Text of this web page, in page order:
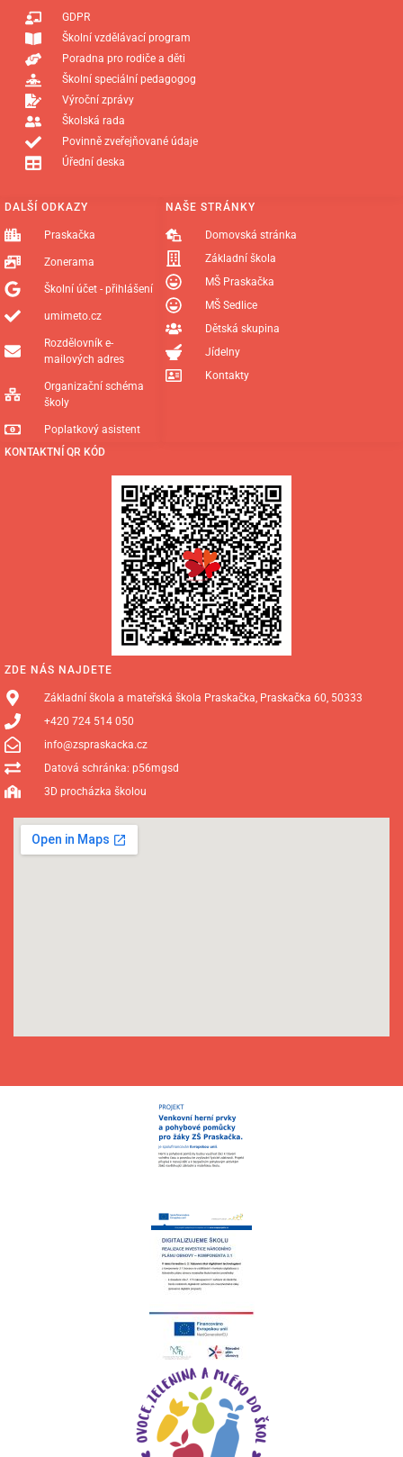
ZDE NÁS NAJDETE
Základní škola a mateřská škola Praskačka, Praskačka 60, 50333
+420 724 514 050
info@zspraskacka.cz
Datová schránka: p56mgsd
3D procházka školou
KONTAKTNÍ QR KÓD
NAŠE STRÁNKY
Domovská stránka
Základní škola
MŠ Praskačka
MŠ Sedlice
Dětská skupina
Jídelny
Kontakty
DALŠÍ ODKAZY
Praskačka
Zonerama
Školní účet - přihlášení
umimeto.cz
Rozdělovník e-
mailových adres
Organizační schéma
školy
Poplatkový asistent
GDPR
Školní vzdělávací program
Poradna pro rodiče a děti
Školní speciální pedagogog
Výroční zprávy
Školská rada
Povinně zveřejňované údaje
Úřední deska